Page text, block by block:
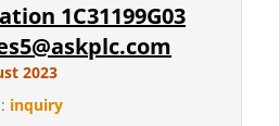
1C31199G03
2023
inquiry